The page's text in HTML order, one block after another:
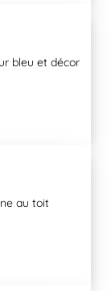
bleu et décor
au toit